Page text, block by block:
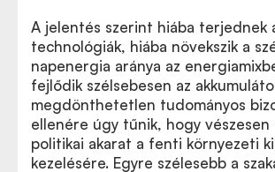
A jelentés szerint hiába terjednek
technológiák, hiába növekszik a
napenergia aránya az
fejlődik szélsebesen az
megdönthetetlen tudományos
ellenére úgy tűnik, hogy vészesen
politikai akarat a fenti környezeti
kezelésére. Egyre szélesebb a